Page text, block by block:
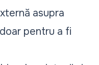
asupra
pentru a fi